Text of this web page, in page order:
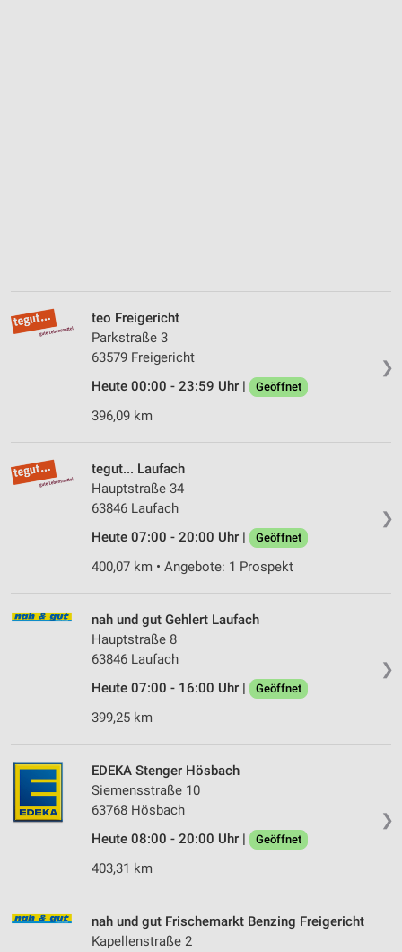
❯
teo Freigericht
Parkstraße 3
63579 Freigericht
Heute 00:00 - 23:59 Uhr |
Geöffnet
396,09 km
❯
tegut... Laufach
Hauptstraße 34
63846 Laufach
Heute 07:00 - 20:00 Uhr |
Geöffnet
400,07 km • Angebote: 1 Prospekt
❯
nah und gut Gehlert Laufach
Hauptstraße 8
63846 Laufach
Heute 07:00 - 16:00 Uhr |
Geöffnet
399,25 km
❯
EDEKA Stenger Hösbach
Siemensstraße 10
63768 Hösbach
Heute 08:00 - 20:00 Uhr |
Geöffnet
403,31 km
nah und gut Frischemarkt Benzing Freigericht
Kapellenstraße 2